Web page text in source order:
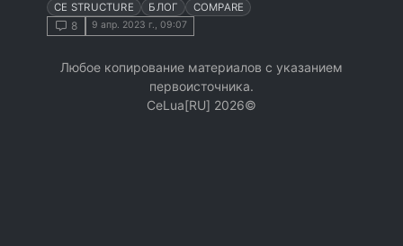
CE STRUCTURE БЛОГ COMPARE
8 9 апр. 2023 г., 09:07
Любое копирование материалов с указанием
первоисточника.
СeLua[RU] 2026©